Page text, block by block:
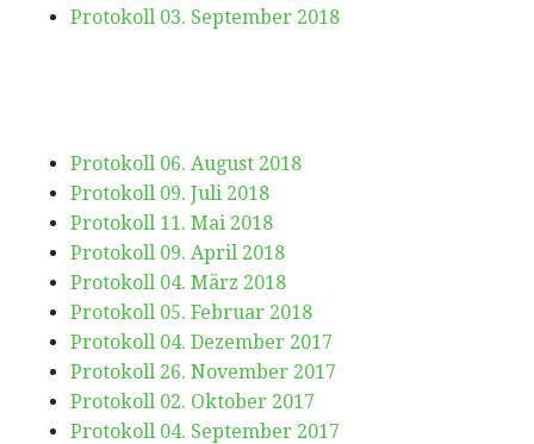
Protokoll 03. September 2018
Protokoll 06. August 2018
Protokoll 09. Juli 2018
Protokoll 11. Mai 2018
Protokoll 09. April 2018
Protokoll 04. März 2018
Protokoll 05. Februar 2018
Protokoll 04. Dezember 2017
Protokoll 26. November 2017
Protokoll 02. Oktober 2017
Protokoll 04. September 2017